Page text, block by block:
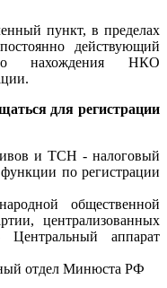
пункт, в пределах
действующий
нахождения НКО
для регистрации
и ТСН - налоговый
по регистрации
общественной
централизованных
Центральный аппарат
отдел Минюста РФ